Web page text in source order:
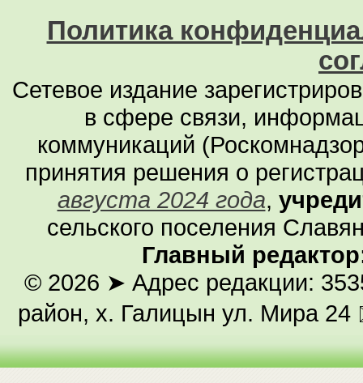
Политика
Сетевое издание
в сфере связи,
коммуникаций
принятия решения о
августа 2024 года,
сельского поселения
Главный
© 2026 ➤ Адрес редакции:
район, х. Галицын ул. Мира